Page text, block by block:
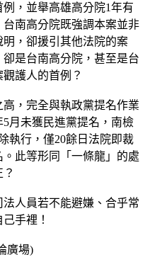
，並舉高雄高分院1年有
南高分院既強調本案並非
，卻援引其他法院的案
是台南高分院，甚至是台
護人的首例？
，完全與執政黨提名作業
月未獲民進黨提名，南檢
執行，僅20餘日法院即裁
此等形同「一條龍」的處
法人員若不能避嫌、合乎常
手裡！
廣場)